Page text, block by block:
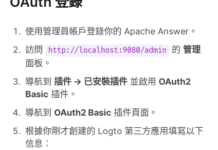
使用管理員帳戶登錄你的 Apache Answer。
訪問
http://localhost:9080/admin 的 管理
面板。
導航到 插件 -> 已安裝插件 並啟用 OAuth2
Basic 插件。
導航到 OAuth2 Basic 插件頁面。
根據你剛才創建的 Logto 第三方應用填寫以下
信息：